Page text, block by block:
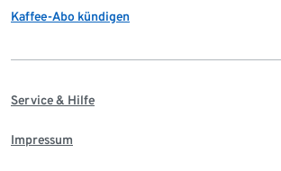
Kaffee-Abo kündigen
Service & Hilfe
Impressum